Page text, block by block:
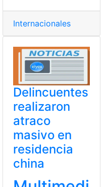
Internacionales
Delincuentes
realizaron
atraco
masivo en
residencia
china